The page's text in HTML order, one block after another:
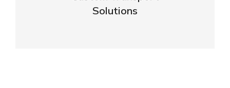
Solutions
VIEW DETAILS